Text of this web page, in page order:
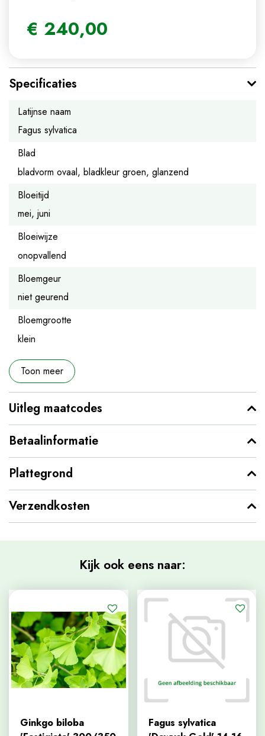
€ 240,00
Specificaties
Latijnse naam
Fagus sylvatica
Blad
bladvorm ovaal, bladkleur groen, glanzend
Bloeitijd
mei, juni
Bloeiwijze
onopvallend
Bloemgeur
niet geurend
Bloemgrootte
klein
Toon meer
Uitleg maatcodes
Betaalinformatie
Plattegrond
Verzendkosten
Kijk ook eens naar:
Ginkgo biloba
Fagus sylvatica